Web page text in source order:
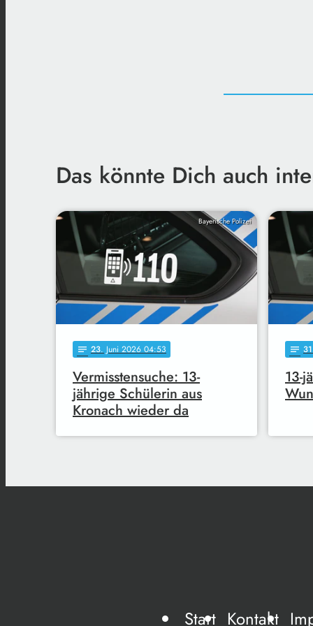
Das könnte Dich auch
Bayerische Polizei
notes 23. Juni 2026 04:53
Vermisstensuche: 13-
jährige Schülerin aus
Kronach wieder da
notes 31
13-
Start Kontakt